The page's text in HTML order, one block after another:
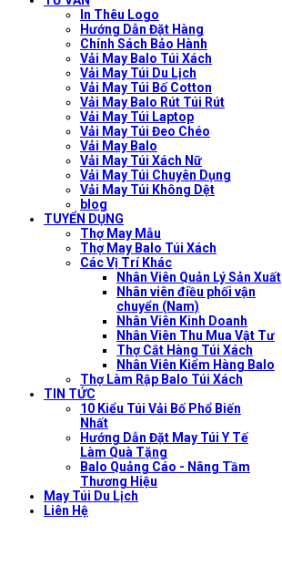
In Thêu Logo
Hướng Dẫn Đặt Hàng
Chính Sách Bảo Hành
Vải May Balo Túi Xách
Vải May Túi Du Lịch
Vải May Túi Bố Cotton
Vải May Balo Rút Túi Rút
Vải May Túi Laptop
Vải May Túi Đeo Chéo
Vải May Balo
Vải May Túi Xách Nữ
Vải May Túi Chuyên Dụng
Vải May Túi Không Dệt
blog
TUYỂN DỤNG
Thợ May Mẫu
Thợ May Balo Túi Xách
Các Vị Trí Khác
Nhân Viên Quản Lý Sản Xuất
Nhân viên điều phối vận
chuyển (Nam)
Nhân Viên Kinh Doanh
Nhân Viên Thu Mua Vật Tư
Thợ Cắt Hàng Túi Xách
Nhân Viên Kiểm Hàng Balo
Thợ Làm Rập Balo Túi Xách
TIN TỨC
10 Kiểu Túi Vải Bố Phổ Biến
Nhất
Hướng Dẫn Đặt May Túi Y Tế
Làm Quà Tặng
Balo Quảng Cáo - Nâng Tầm
Thương Hiệu
May Túi Du Lịch
Liên Hệ